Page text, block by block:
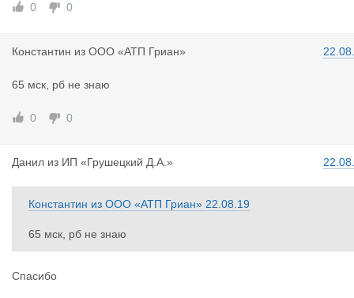
0 0
Константин из ООО «АТП Гриан»
65 мск, рб не знаю
0 0
Данил из ИП «Грушецкий Д.А.»
Константин из ООО «АТП Гриан» 22.08.19
65 мск, рб не знаю
Спасибо